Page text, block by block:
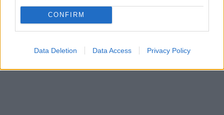
CONFIRM
Data Deletion Data Access Privacy Policy